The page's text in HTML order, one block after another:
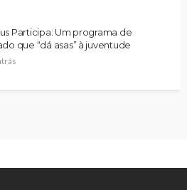
Participa: Um programa de
que “dá asas” à juventude